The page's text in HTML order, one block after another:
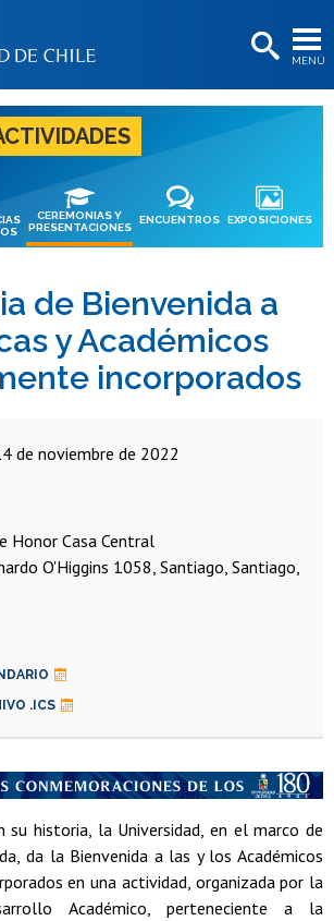
MENÚ
BIBLIOTECAS
LA UNIVERSIDAD
Postulantes
Estudiantes
Académicas/os
Funcionarias/os
Egresadas/os
CEREMONIAS Y
PRESENTACIONES
ENCUENTROS EXPOSICIONES
de Bienvenida a
y Académicos
incorporados
de noviembre de 2022
Honor Casa Central
O'Higgins 1058, Santiago, Santiago,
.ICS
historia, la Universidad, en el marco de
da la Bienvenida a las y los Académicos
en una actividad, organizada por la
Académico, perteneciente a la